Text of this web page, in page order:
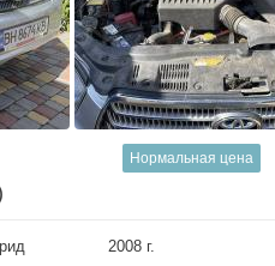
Нормальная цена
2008 г.